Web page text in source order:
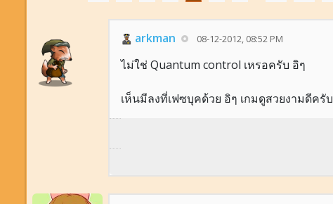
arkman 08-12-2012, 08:52 PM
ไม่ใช่ Quantum control เหรอครับ อิๆ
เห็นมีลงที่เฟซบุคด้วย อิๆ เกมดูสวยงามดีครับ